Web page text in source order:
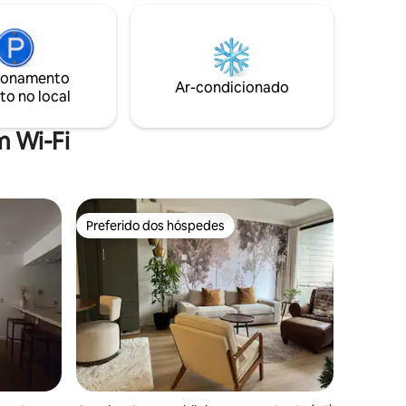
rio.
x 12’).
Rum
para um remo solo, junte-se a viagens de
guia local para várias fontes ou caminhe
na propriedade e em parques próximos.
no local
Ar-condicionado
Wi-Fi
Preferido dos hóspedes
Preferido dos hóspedes